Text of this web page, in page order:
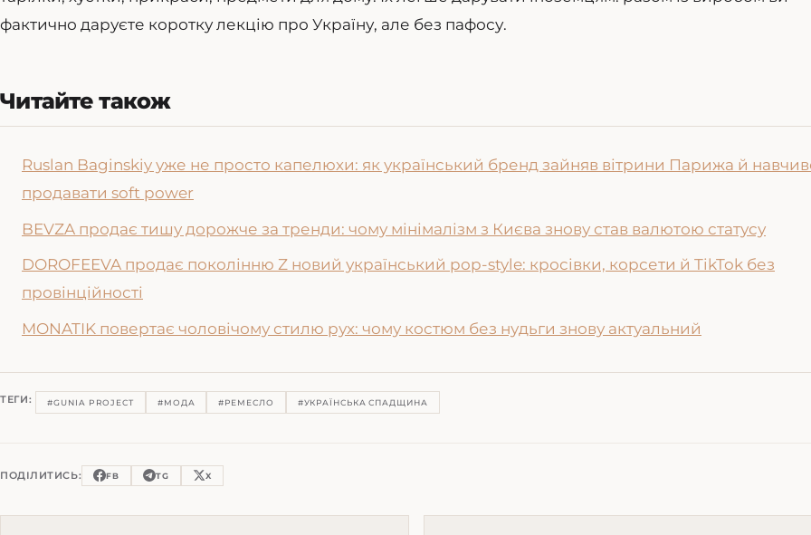
фактично даруєте коротку лекцію про Україну, але без пафосу.
Читайте також
Ruslan Baginskiy уже не просто капелюхи: як український бренд зайняв вітрини Парижа й
продавати soft power
BEVZA продає тишу дорожче за тренди: чому мінімалізм з Києва знову став валютою статусу
DOROFEEVA продає поколінню Z новий український pop-style: кросівки, корсети й TikTok без
провінційності
MONATIK повертає чоловічому стилю рух: чому костюм без нудьги знову актуальний
ТЕГИ: #GUNIA PROJECT #МОДА #РЕМЕСЛО #УКРАЇНСЬКА СПАДЩИНА
ПОДІЛИТИСЬ: FB TG X